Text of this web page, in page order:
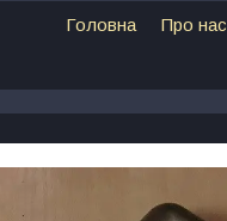
Головна Про нас